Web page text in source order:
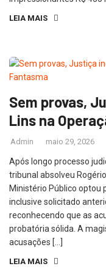
LEIA MAIS
Sem provas,
Lins na
Admin maio 29, 2026
Após longo processo
tribunal absolveu
Ministério Público optou
inclusive solicitado
reconhecendo que as
probatória sólida. A
acusações […]
LEIA MAIS